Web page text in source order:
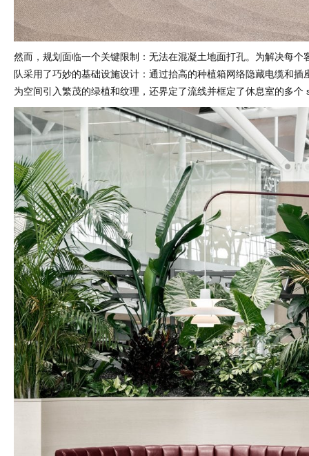
然而，规划面临一个关键限制：无法在混凝土地面打孔。为解决每个
队采用了巧妙的基础设施设计：通过抬高的种植箱网络隐藏电缆和插
为空间引入繁茂的绿植和纹理，还界定了流线并框定了休息室的多个